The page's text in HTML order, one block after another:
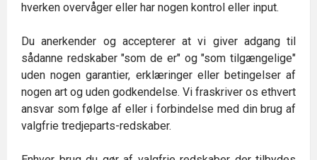
hverken overvåger eller har nogen kontrol eller input.
Du anerkender og accepterer at vi giver adgang til
sådanne redskaber "som de er" og "som tilgængelige"
uden nogen garantier, erklæringer eller betingelser af
nogen art og uden godkendelse. Vi fraskriver os ethvert
ansvar som følge af eller i forbindelse med din brug af
valgfrie tredjeparts-redskaber.